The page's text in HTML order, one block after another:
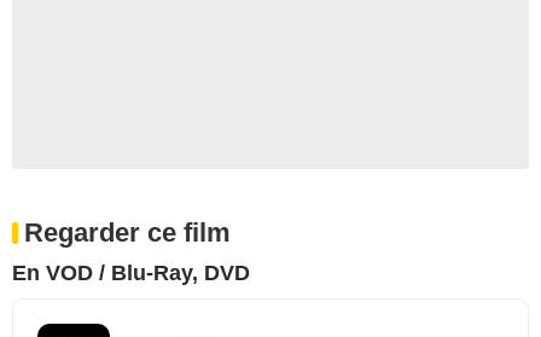
Regarder ce film
En VOD / Blu-Ray, DVD